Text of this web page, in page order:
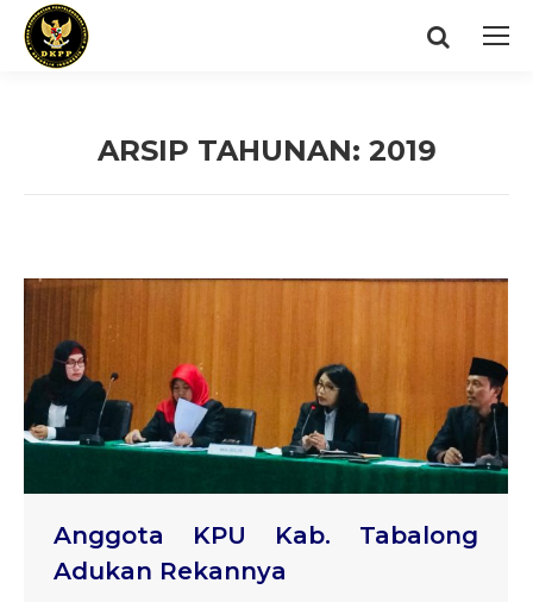
Search:
ARSIP TAHUNAN: 2019
Anggota KPU Kab. Tabalong
Adukan Rekannya